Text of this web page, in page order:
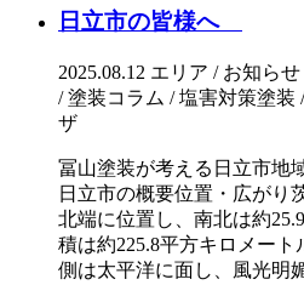
日立市の皆様へ
2025.08.12 エリア / お知ら
/ 塗装コラム / 塩害対策塗装
ザ
冨山塗装が考える日立市地
日立市の概要位置・広がり
北端に位置し、南北は約
積は約225.8平方キロメー
側は太平洋に面し、風光明